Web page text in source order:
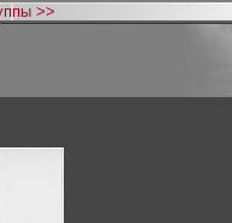
>>